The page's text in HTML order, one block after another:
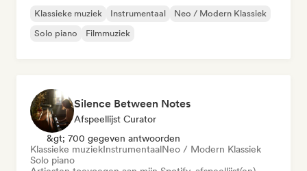
Klassieke muziek Instrumentaal
Neo / Modern Klassiek
Solo piano
Filmmuziek
Silence Between Notes
Afspeellijst Curator
&gt; 700 gegeven antwoorden
Klassieke muziekInstrumentaalNeo / Modern Klassiek
Solo piano